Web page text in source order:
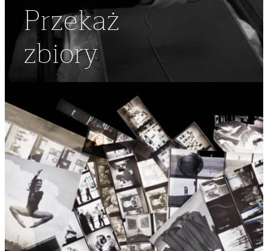
Przekaż
zbiory